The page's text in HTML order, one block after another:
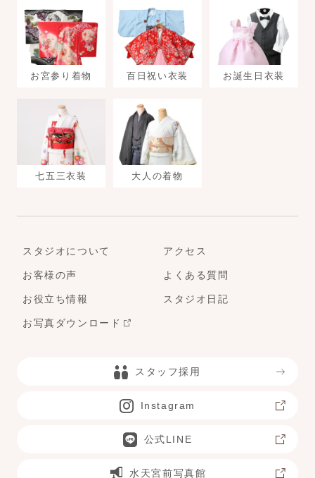
お宮参り着物 百日祝い衣装 お誕生日衣装
七五三衣装 大人の着物
スタジオについて アクセス
お客様の声 よくある質問
お役立ち情報 スタジオ日記
お写真ダウンロード
スタッフ採用
Instagram
公式LINE
水天宮前写真館